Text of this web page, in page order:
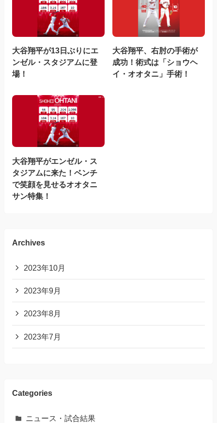
大谷翔平が13日ぶりにエ
ンゼル・スタジアムに登
場！
大谷翔平、右肘の手術が
成功！術式は「ショウヘ
イ・オオタニ」手術！
大谷翔平がエンゼル・ス
タジアムに来た！ベンチ
で笑顔を見せるオオタニ
サン特集！
Archives
2023年10月
2023年9月
2023年8月
2023年7月
Categories
ニュース・試合結果